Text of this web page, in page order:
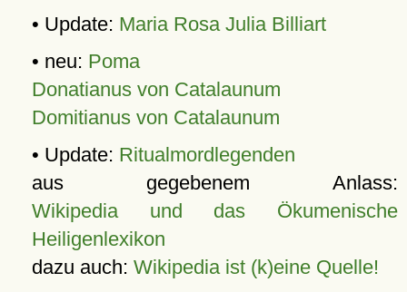
• Update: Maria Rosa Julia Billiart
• neu: Poma
Donatianus von Catalaunum
Domitianus von Catalaunum
• Update: Ritualmordlegenden
aus gegebenem Anlass:
Wikipedia und das Ökumenische
Heiligenlexikon
dazu auch: Wikipedia ist (k)eine Quelle!